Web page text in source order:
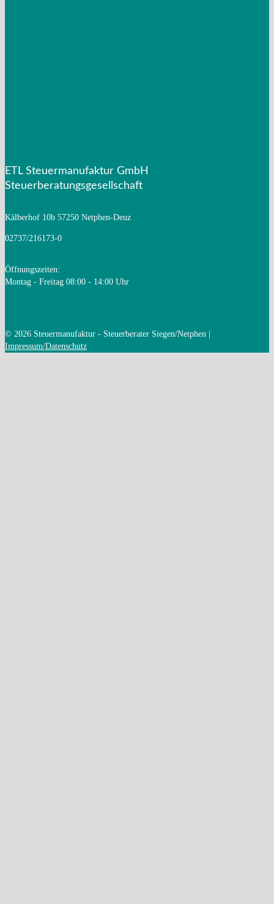
ETL Steuermanufaktur GmbH
Steuerberatungsgesellschaft
Kälberhof 10b 57250 Netphen-Deuz
02737/216173-0
Öffnungszeiten:
Montag - Freitag 08:00 - 14:00 Uhr
© 2026 Steuermanufaktur - Steuerberater Siegen/Netphen |
Impressum/Datenschutz